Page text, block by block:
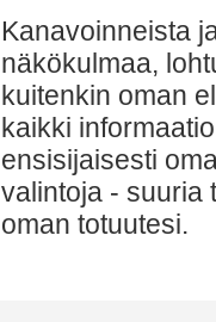
Kanavoinneista
näkökulmaa,
kuitenkin oman
kaikki
ensisijaisesti
valintoja - suuria
oman totuutesi.